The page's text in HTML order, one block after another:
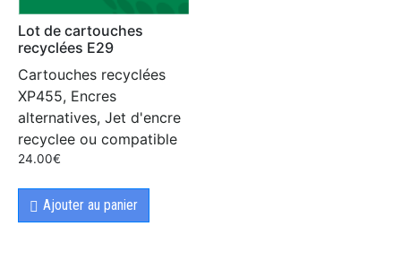
Lot de cartouches
recyclées E29
Cartouches recyclées
XP455, Encres
alternatives, Jet d'encre
recyclee ou compatible
24.00€
Ajouter au panier